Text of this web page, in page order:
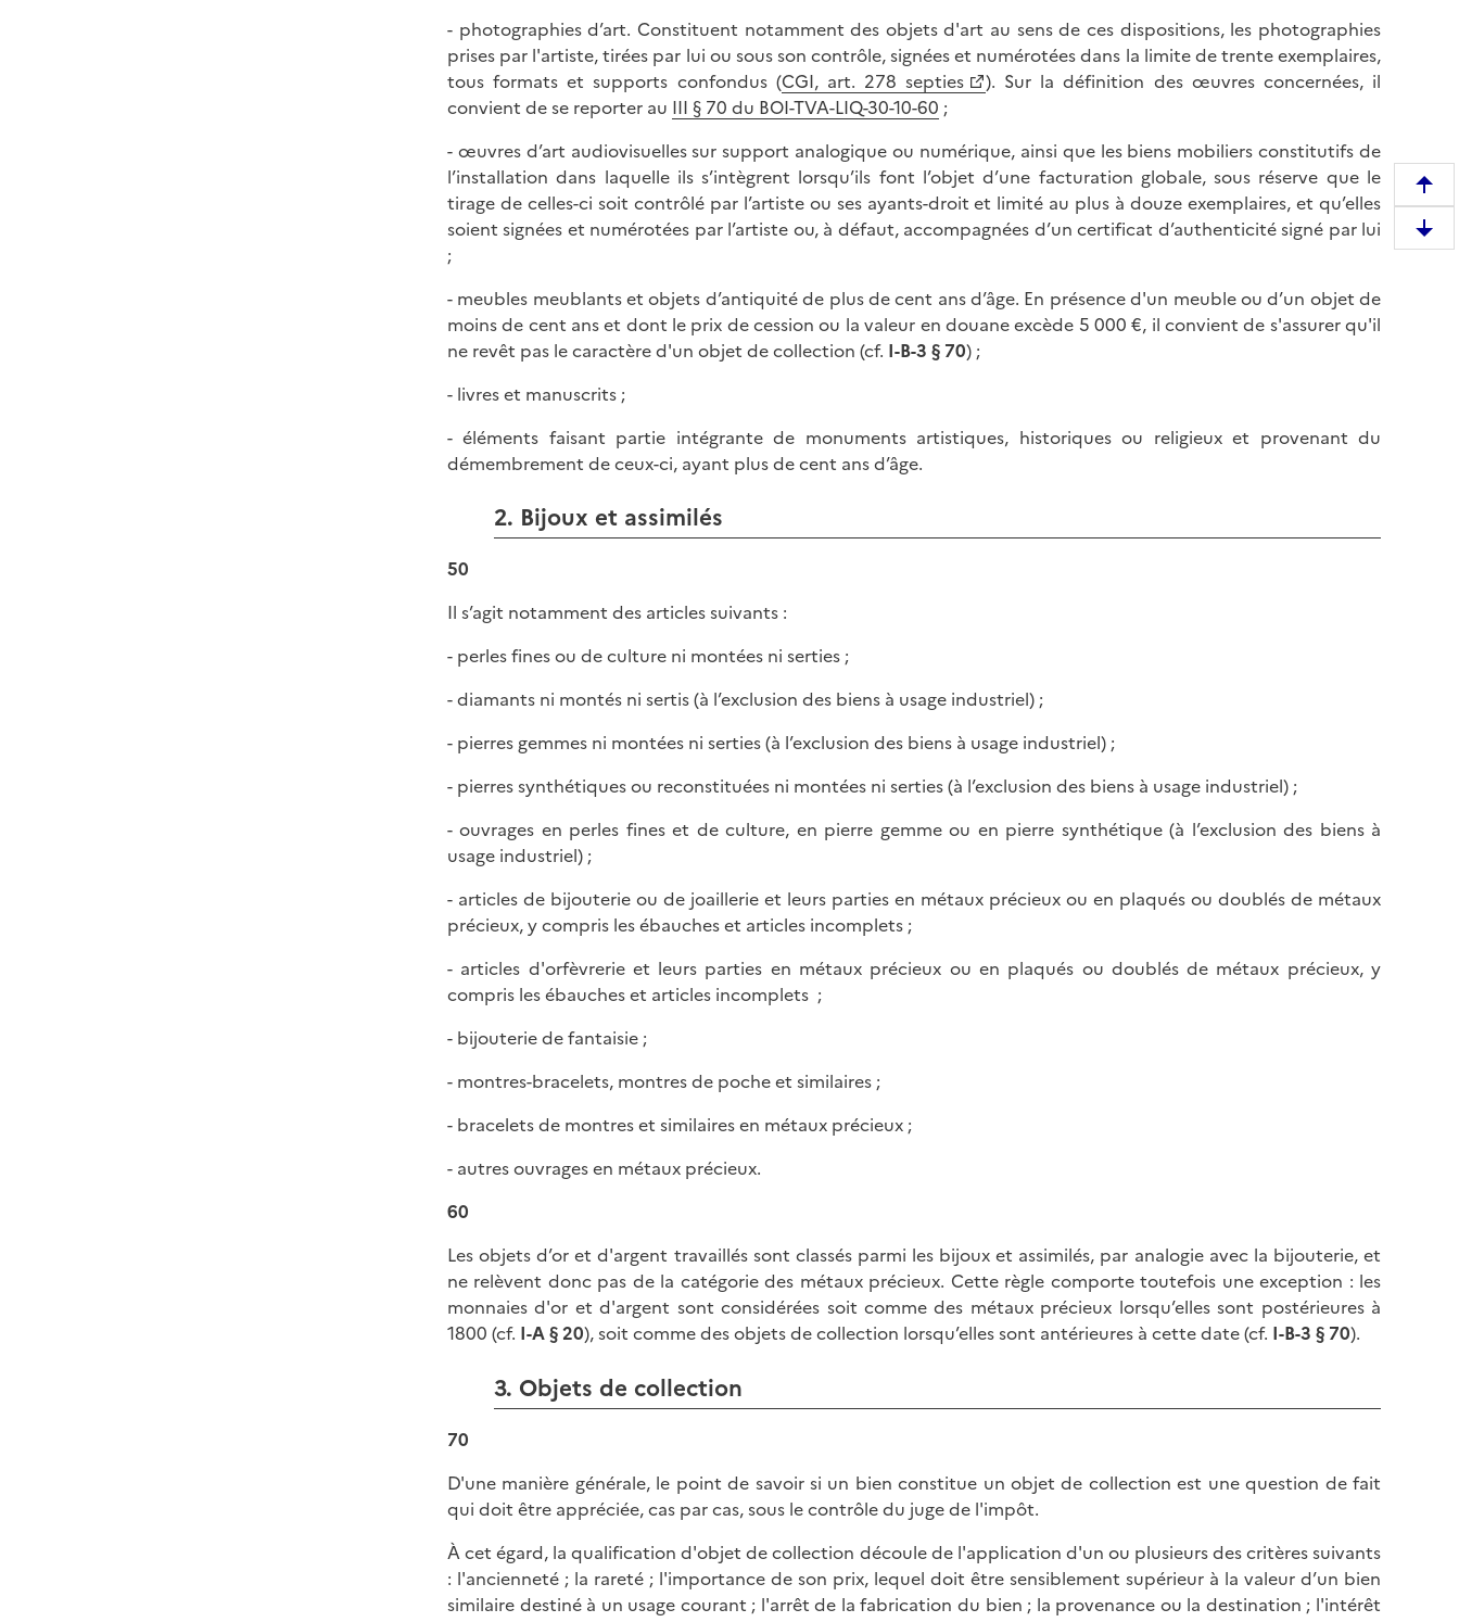
- photographies d’art. Constituent notamment des objets d'art au sens de ces dispositions, les photographies
prises par l'artiste, tirées par lui ou sous son contrôle, signées et numérotées dans la limite de trente exemplaires,
tous formats et supports confondus (CGI, art. 278 septies
). Sur la définition des œuvres concernées, il
convient de se reporter au III § 70 du BOI-TVA-LIQ-30-10-60 ;
- œuvres d’art audiovisuelles sur support analogique ou numérique, ainsi que les biens mobiliers constitutifs de
l’installation dans laquelle ils s’intègrent lorsqu’ils font l’objet d’une facturation globale, sous réserve que le
tirage de celles-ci soit contrôlé par l’artiste ou ses ayants-droit et limité au plus à douze exemplaires, et qu’elles
soient signées et numérotées par l’artiste ou, à défaut, accompagnées d’un certificat d’authenticité signé par lui
;
- meubles meublants et objets d’antiquité de plus de cent ans d’âge. En présence d'un meuble ou d’un objet de
moins de cent ans et dont le prix de cession ou la valeur en douane excède 5 000 €, il convient de s'assurer qu'il
ne revêt pas le caractère d'un objet de collection (cf. I-B-3 § 70) ;
- livres et manuscrits ;
- éléments faisant partie intégrante de monuments artistiques, historiques ou religieux et provenant du
démembrement de ceux-ci, ayant plus de cent ans d’âge.
2. Bijoux et assimilés
50
Il s’agit notamment des articles suivants :
- perles fines ou de culture ni montées ni serties ;
- diamants ni montés ni sertis (à l’exclusion des biens à usage industriel) ;
- pierres gemmes ni montées ni serties (à l’exclusion des biens à usage industriel) ;
- pierres synthétiques ou reconstituées ni montées ni serties (à l’exclusion des biens à usage industriel) ;
- ouvrages en perles fines et de culture, en pierre gemme ou en pierre synthétique (à l’exclusion des biens à
usage industriel) ;
- articles de bijouterie ou de joaillerie et leurs parties en métaux précieux ou en plaqués ou doublés de métaux
précieux, y compris les ébauches et articles incomplets ;
- articles d'orfèvrerie et leurs parties en métaux précieux ou en plaqués ou doublés de métaux précieux, y
compris les ébauches et articles incomplets ;
- bijouterie de fantaisie ;
- montres-bracelets, montres de poche et similaires ;
- bracelets de montres et similaires en métaux précieux ;
- autres ouvrages en métaux précieux.
60
Les objets d’or et d'argent travaillés sont classés parmi les bijoux et assimilés, par analogie avec la bijouterie, et
ne relèvent donc pas de la catégorie des métaux précieux. Cette règle comporte toutefois une exception : les
monnaies d'or et d'argent sont considérées soit comme des métaux précieux lorsqu’elles sont postérieures à
1800 (cf. I-A § 20), soit comme des objets de collection lorsqu’elles sont antérieures à cette date (cf. I-B-3 § 70).
3. Objets de collection
70
D'une manière générale, le point de savoir si un bien constitue un objet de collection est une question de fait
qui doit être appréciée, cas par cas, sous le contrôle du juge de l'impôt.
À cet égard, la qualification d'objet de collection découle de l'application d'un ou plusieurs des critères suivants
: l'ancienneté ; la rareté ; l'importance de son prix, lequel doit être sensiblement supérieur à la valeur d’un bien
similaire destiné à un usage courant ; l'arrêt de la fabrication du bien ; la provenance ou la destination ; l'intérêt
e
m
D